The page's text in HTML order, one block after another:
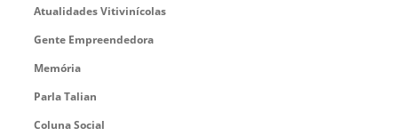
Atualidades Vitivinícolas
Gente Empreendedora
Memória
Parla Talian
Coluna Social